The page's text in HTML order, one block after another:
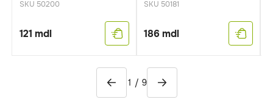
SKU 50200
121 mdl
SKU 50181
186 mdl
1 / 9